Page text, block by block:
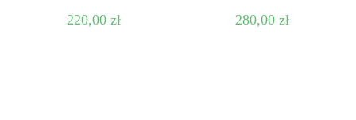
220,00zł 280,00 zł